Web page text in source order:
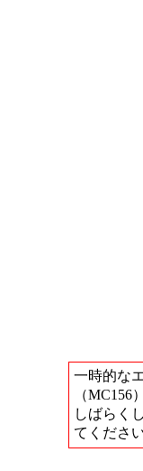
一時的な
（MC156）
しばらく
てください